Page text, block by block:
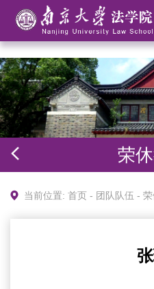
太阳成集团
荣
当前位置: 首页 - 团队队伍 -